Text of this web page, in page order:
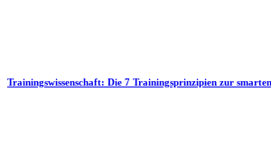
Trainingswissenschaft: Die 7 Trainingsprinzipien zur